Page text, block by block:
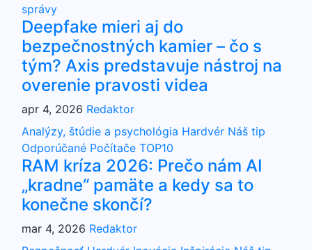
správy
Deepfake mieri aj do
bezpečnostných kamier – čo s
tým? Axis predstavuje nástroj na
overenie pravosti videa
apr 4, 2026 Redaktor
Analýzy, štúdie a psychológia Hardvér Náš tip
Odporúčané Počítače TOP10
RAM kríza 2026: Prečo nám AI
„kradne“ pamäte a kedy sa to
konečne skončí?
mar 4, 2026 Redaktor